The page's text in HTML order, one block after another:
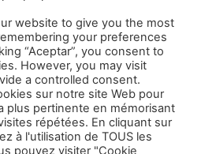
website to give you the most
your preferences
“Aceptar”, you consent to
However, you may visit
a controlled consent.
sur notre site Web pour
plus pertinente en mémorisant
répétées. En cliquant sur
à l'utilisation de TOUS les
pouvez visiter "Cookie